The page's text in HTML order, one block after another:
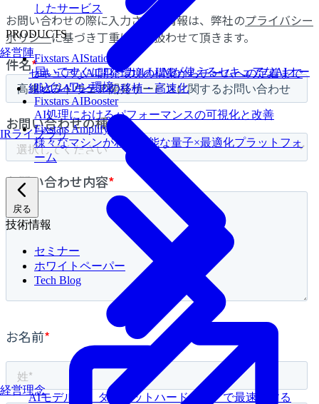
したサービス
PRODUCTS
Fixstars AIStation
届いてすぐにローカルLLMが使えるセキュアなAIオー
ルインワン環境
Fixstars AIBooster
AI処理におけるパフォーマンスの可視化と改善
Fixstars Amplify
様々なマシンが利用可能な量子×最適化プラットフォ
ーム
戻る
技術情報
セミナー
ホワイトペーパー
Tech Blog
経営陣
経営理念
セキュアなAI開発環境の構築からチームへの定着まで
組込みAIモデルの移植・高速化
AIモデルを、ターゲットハードウェアで最速にする
IRライブラリ